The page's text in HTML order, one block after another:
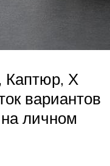
Каптюр, Х
вариантов
личном